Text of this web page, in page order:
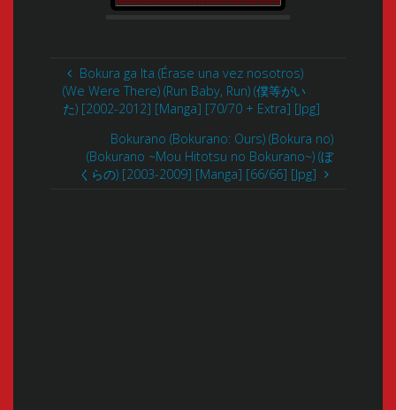
Bokura ga Ita (Érase una vez nosotros)
(We Were There) (Run Baby, Run) (僕等がい
た) [2002-2012] [Manga] [70/70 + Extra] [Jpg]
Bokurano (Bokurano: Ours) (Bokura no)
(Bokurano ~Mou Hitotsu no Bokurano~) (ぼ
くらの) [2003-2009] [Manga] [66/66] [Jpg]